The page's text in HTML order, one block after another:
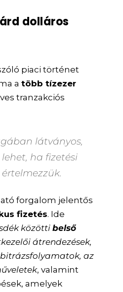
dolláros
piaci történet
atöbb tízezer
tranzakciós
látványos,
ha fizetési
forgalom jelentős
fizetés. Ide
közöttibelső
átrendezések,
az
, valamint
amelyek